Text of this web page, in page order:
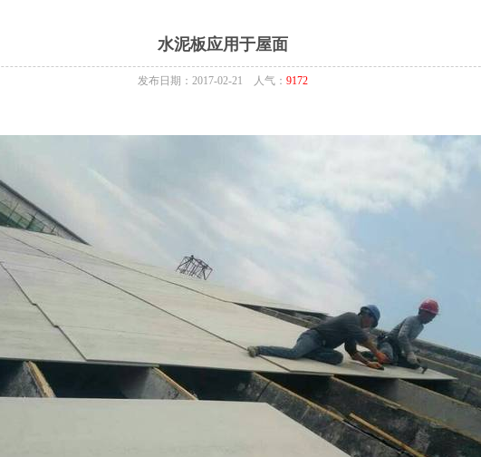
水泥板应用于屋面
发布日期：2017-02-21 人气： 9172